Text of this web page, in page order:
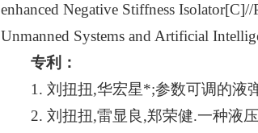
enhanced Negative Stiffness
Unmanned Systems and Artificial
专利：
1. 刘扭扭,华宏星*;参数可调的液
2. 刘扭扭,雷显良,郑荣健.一种液